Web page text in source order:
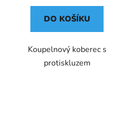
DO KOŠÍKU
Koupelnový koberec s
protiskluzem